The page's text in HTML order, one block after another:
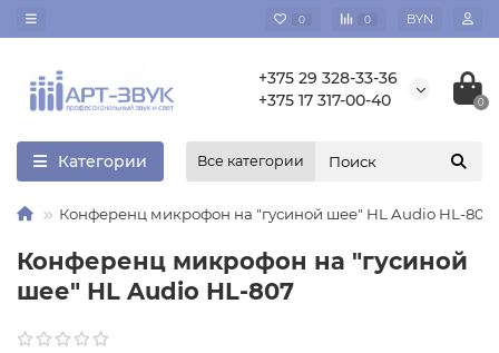
0 0 BYN
+375 29 328-33-36
+375 17 317-00-40
0
Категории Все категории
Конференц микрофон на "гусиной шее" HL Audio HL-807
Конференц микрофон на "гусиной
шее" HL Audio HL-807